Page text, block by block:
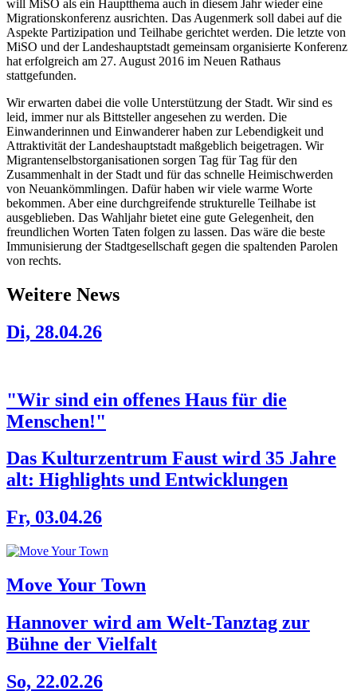
will MiSO als ein Hauptthema auch in diesem Jahr wieder eine
Migrationskonferenz ausrichten. Das Augenmerk soll dabei auf die
Aspekte Partizipation und Teilhabe gerichtet werden. Die letzte von
MiSO und der Landeshauptstadt gemeinsam organisierte Konferenz
hat erfolgreich am 27. August 2016 im Neuen Rathaus
stattgefunden.
Wir erwarten dabei die volle Unterstützung der Stadt. Wir sind es
leid, immer nur als Bittsteller angesehen zu werden. Die
Einwanderinnen und Einwanderer haben zur Lebendigkeit und
Attraktivität der Landeshauptstadt maßgeblich beigetragen. Wir
Migrantenselbstorganisationen sorgen Tag für Tag für den
Zusammenhalt in der Stadt und für das schnelle Heimischwerden
von Neuankömmlingen. Dafür haben wir viele warme Worte
bekommen. Aber eine durchgreifende strukturelle Teilhabe ist
ausgeblieben. Das Wahljahr bietet eine gute Gelegenheit, den
freundlichen Worten Taten folgen zu lassen. Das wäre die beste
Immunisierung der Stadtgesellschaft gegen die spaltenden Parolen
von rechts.
Weitere News
Di, 28.04.26
"Wir sind ein offenes Haus für die
Menschen!"
Das Kulturzentrum Faust wird 35 Jahre
alt: Highlights und Entwicklungen
Fr, 03.04.26
Move Your Town
Hannover wird am Welt-Tanztag zur
Bühne der Vielfalt
So, 22.02.26